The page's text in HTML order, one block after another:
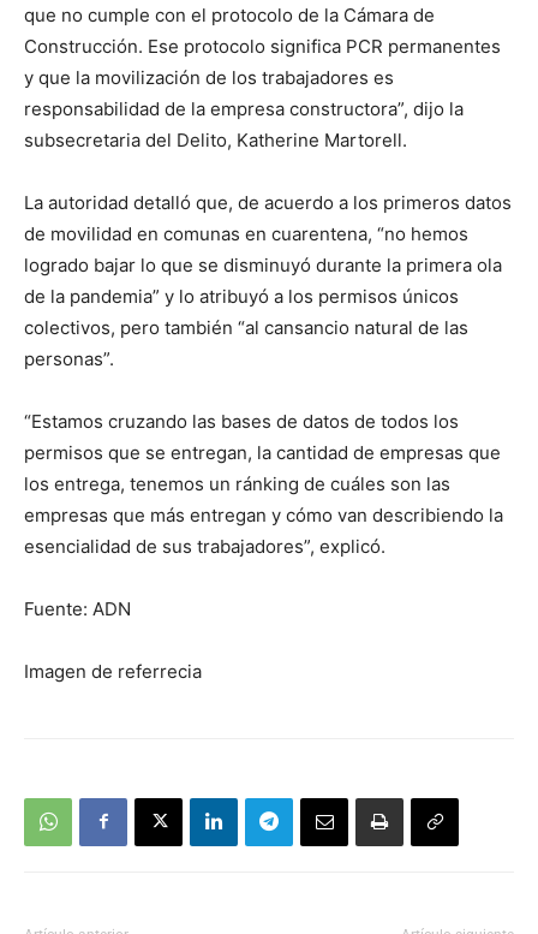
que no cumple con el protocolo de la Cámara de
Construcción. Ese protocolo significa PCR permanentes
y que la movilización de los trabajadores es
responsabilidad de la empresa constructora”, dijo la
subsecretaria del Delito, Katherine Martorell.
La autoridad detalló que, de acuerdo a los primeros datos
de movilidad en comunas en cuarentena, “no hemos
logrado bajar lo que se disminuyó durante la primera ola
de la pandemia” y lo atribuyó a los permisos únicos
colectivos, pero también “al cansancio natural de las
personas”.
“Estamos cruzando las bases de datos de todos los
permisos que se entregan, la cantidad de empresas que
los entrega, tenemos un ránking de cuáles son las
empresas que más entregan y cómo van describiendo la
esencialidad de sus trabajadores”, explicó.
Fuente: ADN
Imagen de referrecia